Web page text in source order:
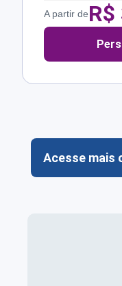
A partir deR$
Acesse mais